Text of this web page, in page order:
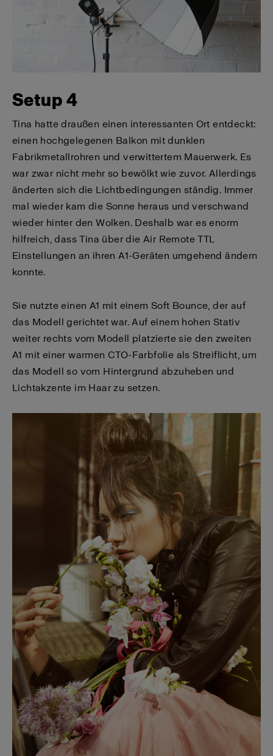
Setup 4
Tina hatte draußen einen interessanten Ort entdeckt:
einen hochgelegenen Balkon mit dunklen
Fabrikmetallrohren und verwittertem Mauerwerk. Es
war zwar nicht mehr so bewölkt wie zuvor. Allerdings
änderten sich die Lichtbedingungen ständig. Immer
mal wieder kam die Sonne heraus und verschwand
wieder hinter den Wolken. Deshalb war es enorm
hilfreich, dass Tina über die Air Remote TTL
Einstellungen an ihren A1-Geräten umgehend ändern
konnte.
Sie nutzte einen A1 mit einem Soft Bounce, der auf
das Modell gerichtet war. Auf einem hohen Stativ
weiter rechts vom Modell platzierte sie den zweiten
A1 mit einer warmen CTO-Farbfolie als Streiflicht, um
das Modell so vom Hintergrund abzuheben und
Lichtakzente im Haar zu setzen.